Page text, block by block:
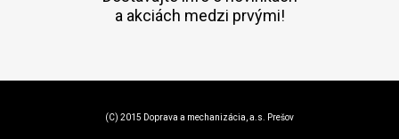
a akciách medzi prvými!
(C) 2015 Doprava a mechanizácia, a.s. Prešov